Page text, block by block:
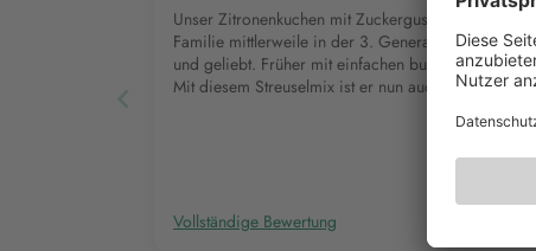
Unser Zitronenkuchen mit Zuckerguss wird in unserer
Familie mittlerweile in der 3. Generation gebacken
und geliebt. Früher mit einfachen bunten Streuseln.
Mit diesem Streuselmix ist er nun auch
Vollständige Bewertung